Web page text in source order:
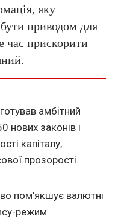
яку
приводом для
час прискорити
амбітний
нових законів і
капіталу,
прозорості.
пом'якшує валютні
режим